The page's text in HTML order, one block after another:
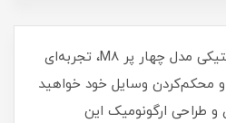
با پیچ خروسکی نری پلاستیکی مدل چهار پر M8، تجربه‌ای
محکم‌کردن وسایل خود خواهید
و طراحی ارگونومیک این